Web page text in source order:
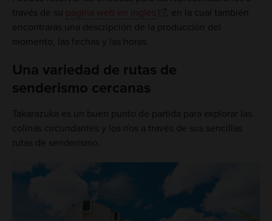
través de su
página web en inglés
, en la cual también
encontrarás una descripción de la producción del
momento, las fechas y las horas.
Una variedad de rutas de
senderismo cercanas
Takarazuka es un buen punto de partida para explorar las
colinas circundantes y los ríos a través de sus sencillas
rutas de senderismo.